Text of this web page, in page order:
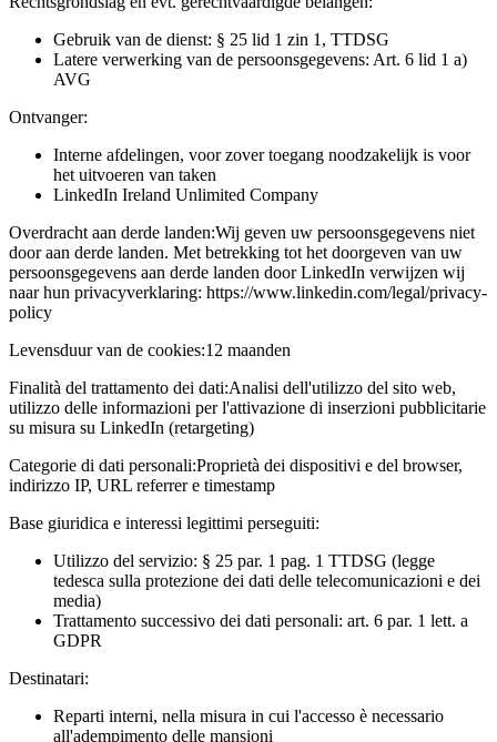
Gebruik van de dienst: § 25 lid 1 zin 1, TTDSG
Latere verwerking van de persoonsgegevens: Art. 6 lid 1 a)
AVG
Ontvanger:
Interne afdelingen, voor zover toegang noodzakelijk is voor
het uitvoeren van taken
LinkedIn Ireland Unlimited Company
Overdracht aan derde landen:Wij geven uw persoonsgegevens niet
door aan derde landen. Met betrekking tot het doorgeven van uw
persoonsgegevens aan derde landen door LinkedIn verwijzen wij
naar hun privacyverklaring: https://www.linkedin.com/legal/privacy-
policy
Levensduur van de cookies:12 maanden
Finalità del trattamento dei dati:Analisi dell'utilizzo del sito web,
utilizzo delle informazioni per l'attivazione di inserzioni pubblicitarie
su misura su LinkedIn (retargeting)
Categorie di dati personali:Proprietà dei dispositivi e del browser,
indirizzo IP, URL referrer e timestamp
Base giuridica e interessi legittimi perseguiti:
Utilizzo del servizio: § 25 par. 1 pag. 1 TTDSG (legge
tedesca sulla protezione dei dati delle telecomunicazioni e dei
media)
Trattamento successivo dei dati personali: art. 6 par. 1 lett. a
GDPR
Destinatari:
Reparti interni, nella misura in cui l'accesso è necessario
all'adempimento delle mansioni